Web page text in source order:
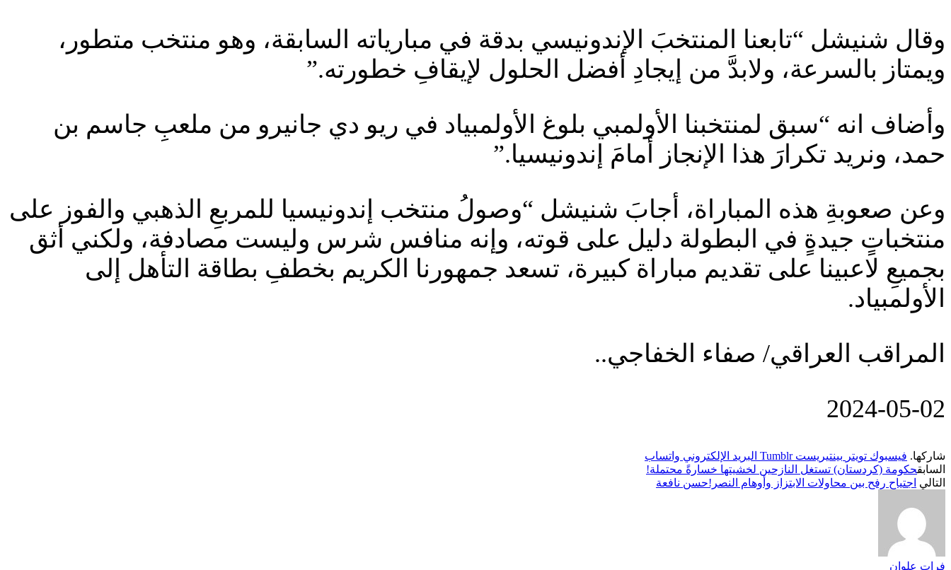
وقال شنيشل “تابعنا المنتخبَ الإندونيسي بدقة في مبارياته السابقة، وهو منتخب متطور،
ويمتاز بالسرعة، ولابدَّ من إيجادِ أفضل الحلول لإيقافِ خطورته.”
وأضاف انه “سبق لمنتخبنا الأولمبي بلوغ الأولمبياد في ريو دي جانيرو من ملعبِ جاسم بن
حمد، ونريد تكرارَ هذا الإنجاز أمامَ إندونيسيا.”
وعن صعوبةِ هذه المباراة، أجابَ شنيشل “وصولُ منتخب إندونيسيا للمربعِ الذهبي والفوز على
منتخباتٍ جيدةٍ في البطولة دليل على قوته، وإنه منافس شرس وليست مصادفة، ولكني أثق
بجميعِ لاعبينا على تقديم مباراة كبيرة، تسعد جمهورنا الكريم بخطفِ بطاقة التأهل إلى
الأولمبياد.
المراقب العراقي/ صفاء الخفاجي..
‎2024-‎05-‎02
شاركها. فيسبوك تويتر بينتيريست Tumblr البريد الإلكتروني واتساب
السابقحكومة (كردستان) تستغل النازحين لخشيتها خسارةً محتملة!
التالي اجتياح رفح بين محاولات الابتزاز وأوهام النصر!حسن نافعة
فرات علوان